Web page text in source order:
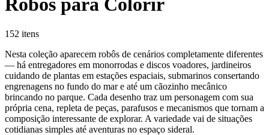
Robôs para Colorir
152 itens
Nesta coleção aparecem robôs de cenários completamente diferentes
— há entregadores em monorrodas e discos voadores, jardineiros
cuidando de plantas em estações espaciais, submarinos consertando
engrenagens no fundo do mar e até um cãozinho mecânico
brincando no parque. Cada desenho traz um personagem com sua
própria cena, repleta de peças, parafusos e mecanismos que tornam a
composição interessante de explorar. A variedade vai de situações
cotidianas simples até aventuras no espaço sideral.